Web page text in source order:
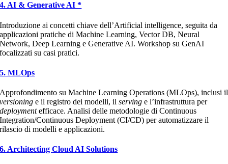
4. AI & Generative AI *
Introduzione ai concetti chiave dell’Artificial intelligence, seguita da
applicazioni pratiche di Machine Learning, Vector DB, Neural
Network, Deep Learning e Generative AI. Workshop su GenAI
focalizzati su casi pratici.
5. MLOps
Approfondimento su Machine Learning Operations (MLOps), inclusi il
versioning e il registro dei modelli, ilserving e l’infrastruttura per
deploymentefficace. Analisi delle metodologie di Continuous
Integration/Continuous Deployment (CI/CD) per automatizzare il
rilascio di modelli e applicazioni.
6. Architecting Cloud AI Solutions